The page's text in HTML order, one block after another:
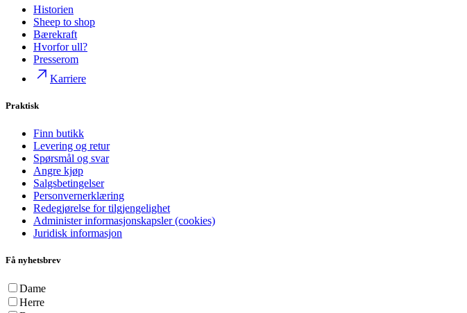
Historien
Sheep to shop
Bærekraft
Hvorfor ull?
Presserom
Karriere
Praktisk
Finn butikk
Levering og retur
Spørsmål og svar
Angre kjøp
Salgsbetingelser
Personvernerklæring
Redegjørelse for tilgjengelighet
Administer informasjonskapsler (cookies)
Juridisk informasjon
Få nyhetsbrev
Dame
Herre